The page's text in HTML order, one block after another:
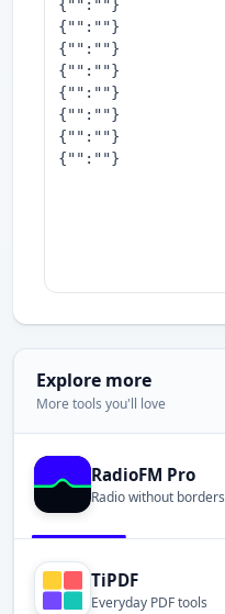
Explore more
More tools you'll love
RadioFM Pro
Radio without borders
TiPDF
Everyday PDF tools